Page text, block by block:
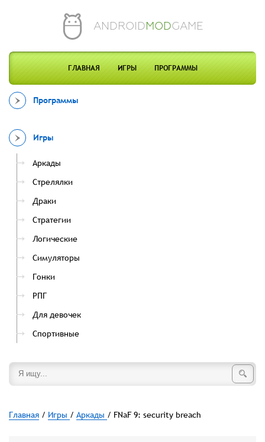
ANDROIDMODGAME
ГЛАВНАЯ ИГРЫ ПРОГРАММЫ
Программы
Игры
Аркады
Стрелялки
Драки
Стратегии
Логические
Симуляторы
Гонки
РПГ
Для девочек
Спортивные
Главная / Игры / Аркады / FNaF 9: security breach